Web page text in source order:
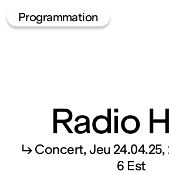
49 Nord
6 Est
Frac
Lorraine
Programmation
Radio
↳ Concert Jeu 24.04.25,
6 Est